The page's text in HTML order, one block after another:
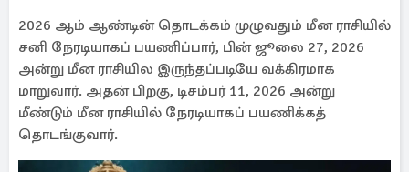
2026 ஆம் ஆண்டின் தொடக்கம் முழுவதும் மீன ராசியில்
சனி நேரடியாகப் பயணிப்பார், பின் ஜூலை 27, 2026
அன்று மீன ராசியில இருந்தப்படியே வக்கிரமாக
மாறுவார். அதன் பிறகு, டிசம்பர் 11, 2026 அன்று
மீண்டும் மீன ராசியில் நேரடியாகப் பயணிக்கத்
தொடங்குவார்.